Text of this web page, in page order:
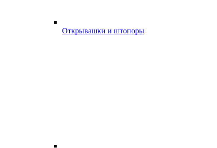
Открывашки и штопоры